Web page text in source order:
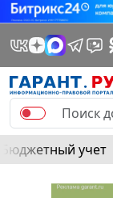
Бюджетный учет